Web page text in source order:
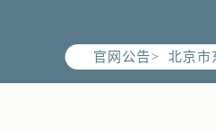
官网公告>
北京
北京市
节假日